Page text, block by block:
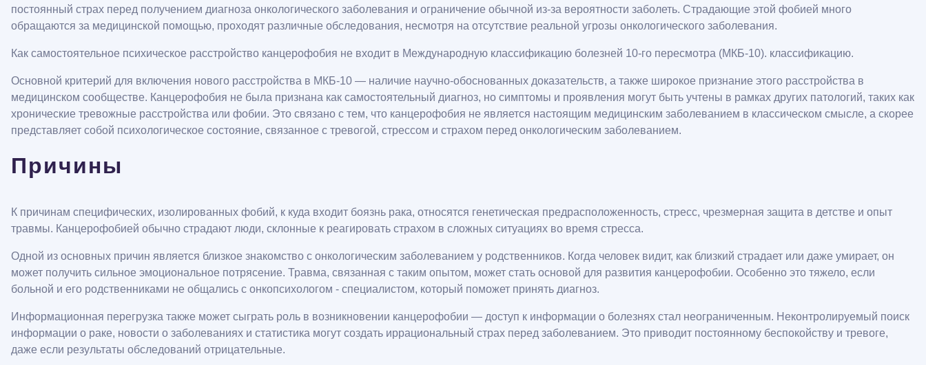
постоянный страх перед получением диагноза онкологического заболевания и ограничение обычной из-за вероятности заболеть. Страдающие этой фобией много
обращаются за медицинской помощью, проходят различные обследования, несмотря на отсутствие реальной угрозы онкологического заболевания.
Как самостоятельное психическое расстройство канцерофобия не входит в Международную классификацию болезней 10-го пересмотра (МКБ-10). классификацию.
Основной критерий для включения нового расстройства в МКБ-10 — наличие научно-обоснованных доказательств, а также широкое признание этого расстройства в
медицинском сообществе. Канцерофобия не была признана как самостоятельный диагноз, но симптомы и проявления могут быть учтены в рамках других патологий, таких как
хронические тревожные расстройства или фобии. Это связано с тем, что канцерофобия не является настоящим медицинским заболеванием в классическом смысле, а скорее
представляет собой психологическое состояние, связанное с тревогой, стрессом и страхом перед онкологическим заболеванием.
Причины
К причинам специфических, изолированных фобий, к куда входит боязнь рака, относятся генетическая предрасположенность, стресс, чрезмерная защита в детстве и опыт
травмы. Канцерофобией обычно страдают люди, склонные к реагировать страхом в сложных ситуациях во время стресса.
Одной из основных причин является близкое знакомство с онкологическим заболеванием у родственников. Когда человек видит, как близкий страдает или даже умирает, он
может получить сильное эмоциональное потрясение. Травма, связанная с таким опытом, может стать основой для развития канцерофобии. Особенно это тяжело, если
больной и его родственниками не общались с онкопсихологом - специалистом, который поможет принять диагноз.
Информационная перегрузка также может сыграть роль в возникновении канцерофобии — доступ к информации о болезнях стал неограниченным. Неконтролируемый поиск
информации о раке, новости о заболеваниях и статистика могут создать иррациональный страх перед заболеванием. Это приводит постоянному беспокойству и тревоге,
даже если результаты обследований отрицательные.